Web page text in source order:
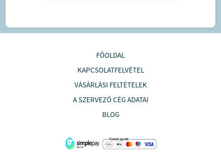
FŐOLDAL
KAPCSOLATFELVÉTEL
VÁSÁRLÁSI FELTÉTELEK
A SZERVEZŐ CÉG ADATAI
BLOG